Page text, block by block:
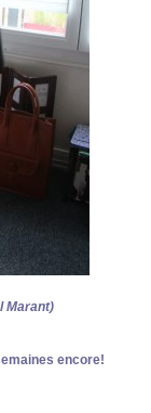
Marant)
encore!